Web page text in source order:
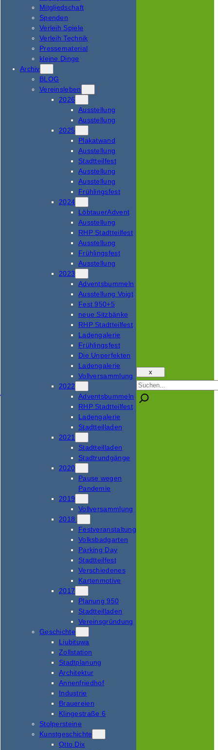
Mitgliedschaft
Spenden
Verleih Spiele
Verleih Technik
Pressematerial
kleine Dinge
Archiv
BLOG
Vereinsleben
2026
Ausstellung
Ausstellung
2025
Plakatwand
Ausstellung
Stadtteilfest
Ausstellung
Ausstellung
Frühlingsfest
2024
LöbtauerAdvent
Ausstellung
RHP Stadtteilfest
Ausstellung
Frühlingsfest
Ausstellung
2023
Adventsbummeln
Ausstellung Voigt
Fest 950+5
neue Sitzbänke
RHP Stadtteilfest
Ladengalerie
Frühlingsfest
Die Unperfekten
Ladengalerie
Vollversammlung
2022
Adventsbummeln
RHP Stadtteilfest
Ladengalerie
Stadtteilladen
2021
Stadtteilladen
Stadtrundgänge
2020
Pause wegen
Pandemie
2019
Vollversammlung
2018
Festveranstaltung
Volksbadgarten
Parking Day
Stadtteilfest
Verschiedenes
Kartenmotive
2017
Planung 950
Stadtteilladen
Vereinsgründung
Geschichte
Liubituwa
Zollstation
Stadtplanung
Architektur
Annenfriedhof
Industrie
Brauereien
Klingestraße 6
Stolpersteine
Kunstgeschichte
Otto Dix
x
Suchen